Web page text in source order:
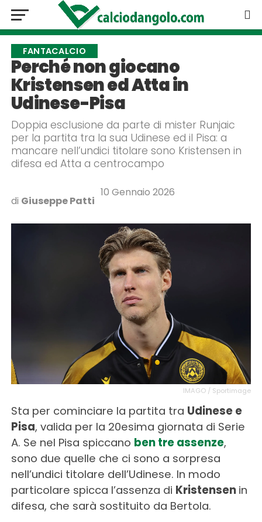
FANTACALCIO
Perché non giocano
Kristensen ed Atta in
Udinese-Pisa
Doppia esclusione da parte di mister Runjaic
per la partita tra la sua Udinese ed il Pisa: a
mancare nell’undici titolare sono Kristensen in
difesa ed Atta a centrocampo
di Giuseppe Patti
10 Gennaio 2026
IMAGO / Sportimage
Sta per cominciare la partita tra Udinese e
Pisa, valida per la 20esima giornata di Serie
A. Se nel Pisa spiccano ben tre assenze,
sono due quelle che ci sono a sorpresa
nell’undici titolare dell’Udinese. In modo
particolare spicca l’assenza di Kristensen in
difesa, che sarà sostituito da Bertola.